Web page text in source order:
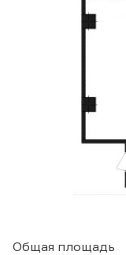
Общая площадь